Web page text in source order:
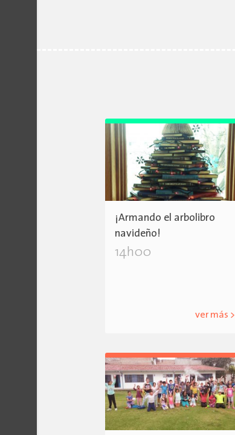
¡Armando el arbolibro
navideño!
14h00
ver más >